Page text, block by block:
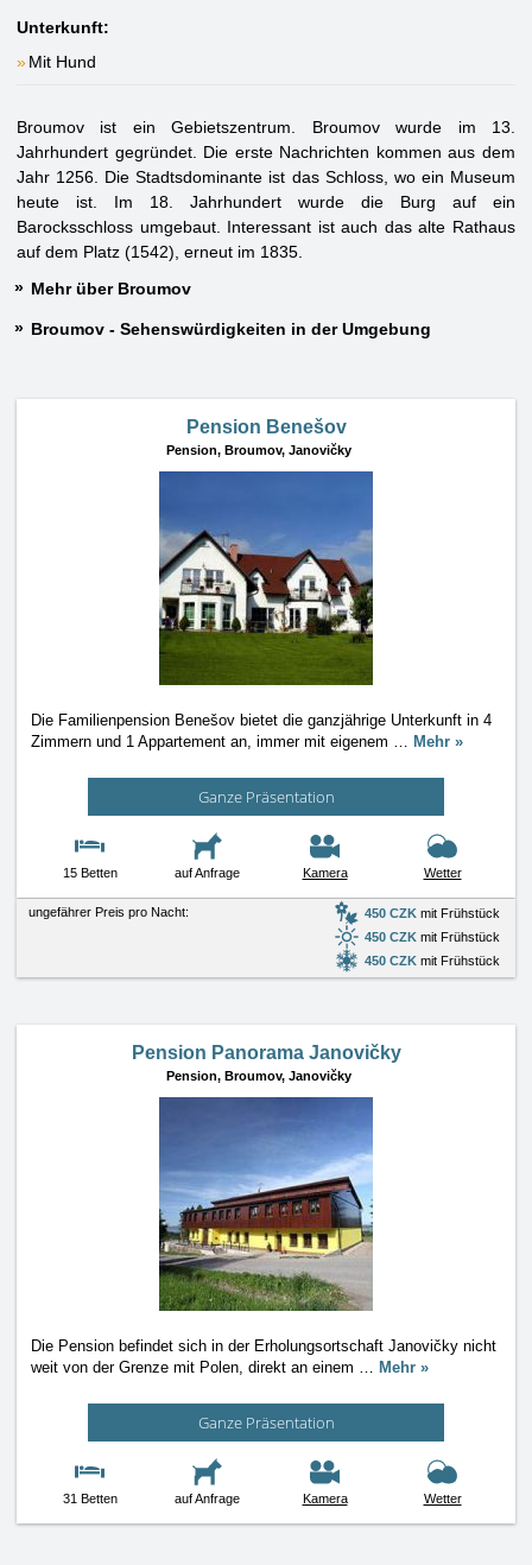
Unterkunft:
Mit Hund
Broumov ist ein Gebietszentrum. Broumov wurde im 13.
Jahrhundert gegründet. Die erste Nachrichten kommen aus dem
Jahr 1256. Die Stadtsdominante ist das Schloss, wo ein Museum
heute ist. Im 18. Jahrhundert wurde die Burg auf ein
Barocksschloss umgebaut. Interessant ist auch das alte Rathaus
auf dem Platz (1542), erneut im 1835.
Mehr über Broumov
Broumov - Sehenswürdigkeiten in der Umgebung
Pension Benešov
Pension, Broumov, Janovičky
Die Familienpension Benešov bietet die ganzjährige Unterkunft in 4
Zimmern und 1 Appartement an, immer mit eigenem … Mehr »
Ganze Präsentation
15 Betten auf Anfrage Kamera Wetter
ungefährer Preis pro Nacht: 450 CZK mit Frühstück
450 CZK mit Frühstück
450 CZK mit Frühstück
Pension Panorama Janovičky
Pension, Broumov, Janovičky
Die Pension befindet sich in der Erholungsortschaft Janovičky nicht
weit von der Grenze mit Polen, direkt an einem … Mehr »
Ganze Präsentation
31 Betten auf Anfrage Kamera Wetter